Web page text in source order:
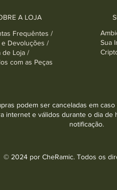
A LOJA
Frequêntes /
e Devoluções /
de Loja /
com as Peças
Sua
podem ser canceladas em
internet e válidos durante o dia
notificação.
© 2024 por CheRamic. Todos os